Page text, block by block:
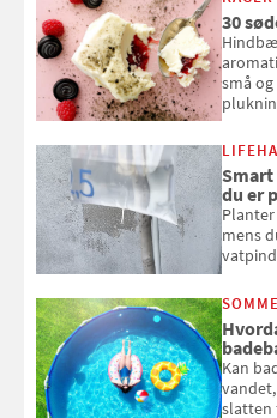
30
små
kan
Smart
du er
mens
at
Kan
slatten